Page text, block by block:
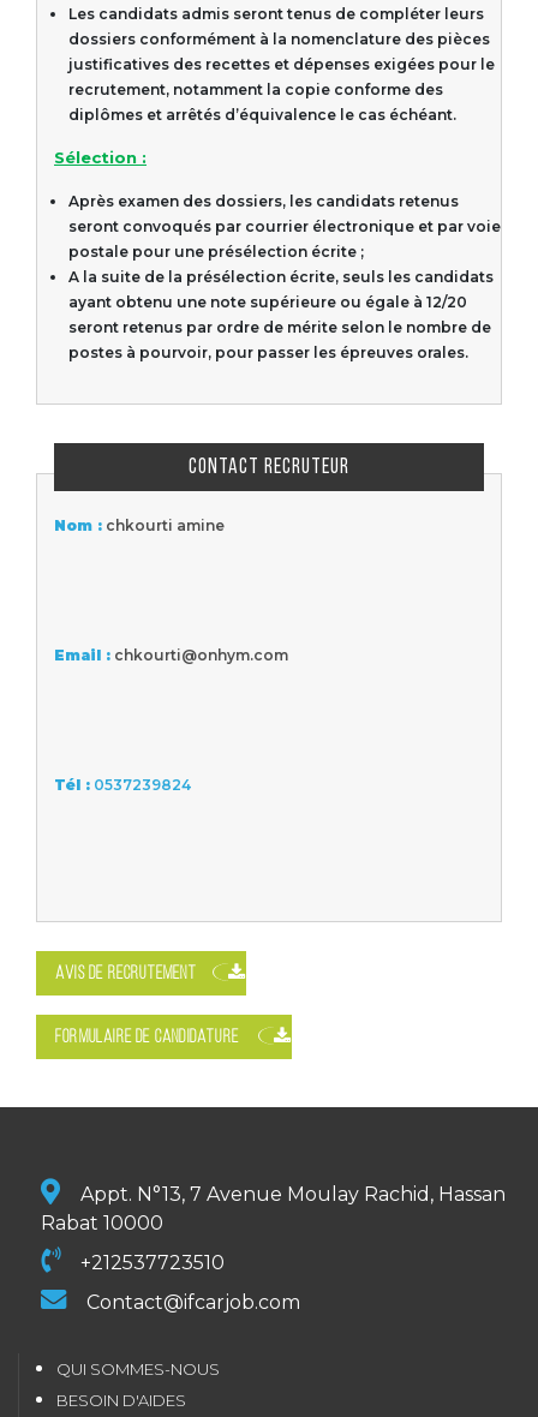
Les candidats admis seront tenus de compléter leurs
dossiers conformément à la nomenclature des pièces
justificatives des recettes et dépenses exigées pour le
recrutement, notamment la copie conforme des
diplômes et arrêtés d’équivalence le cas échéant.
Sélection :
Après examen des dossiers, les candidats retenus
seront convoqués par courrier électronique et par voie
postale pour une présélection écrite ;
A la suite de la présélection écrite, seuls les candidats
ayant obtenu une note supérieure ou égale à 12/20
seront retenus par ordre de mérite selon le nombre de
postes à pourvoir, pour passer les épreuves orales.
CONTACT RECRUTEUR
Nom : chkourti amine
Email : chkourti@onhym.com
Tél : 0537239824
AVIS DE RECRUTEMENT
FORMULAIRE DE CANDIDATURE
Appt. N°13, 7 Avenue Moulay Rachid, Hassan
Rabat 10000
+212537723510
Contact@ifcarjob.com
QUI SOMMES-NOUS
BESOIN D'AIDES